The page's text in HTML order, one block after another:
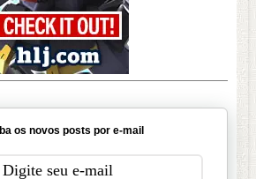
os novos posts por e-mail